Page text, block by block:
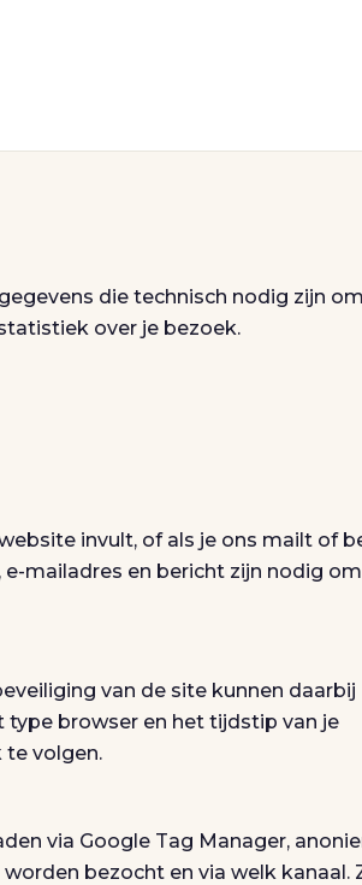
die technisch nodig zijn
over je bezoek.
invult, of als je ons mailt of
mailadres en bericht zijn nodig
van de site kunnen daarbij
type browser en het tijdstip van je
te volgen.
via Google Tag Manager,
bezocht en via welk kanaal.